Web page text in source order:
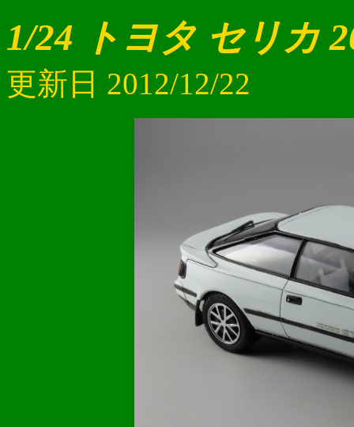
1/24 トヨタ セリカ
更新日 2012/12/22